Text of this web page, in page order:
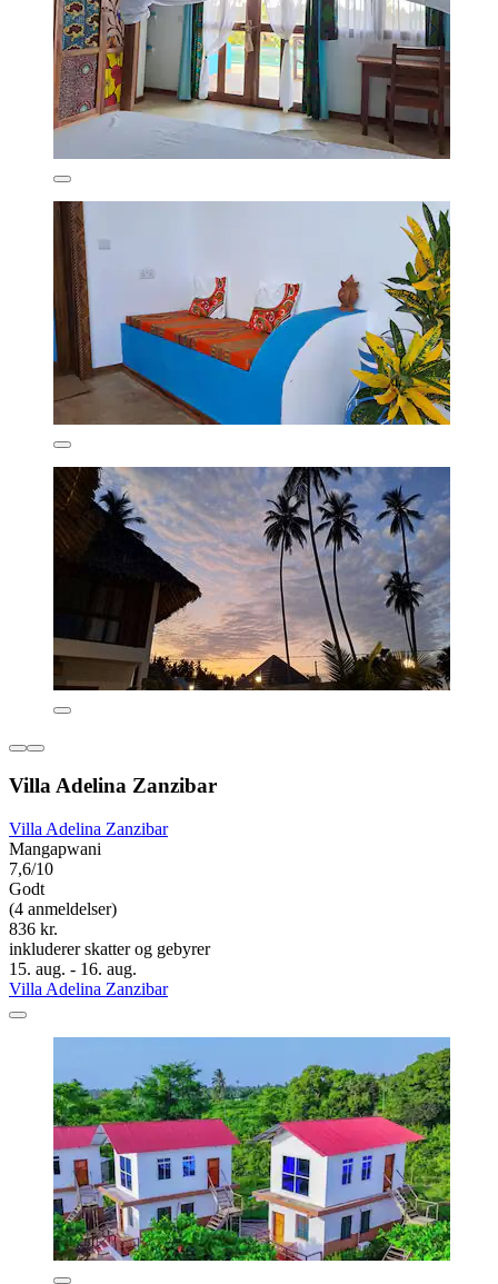
Villa Adelina Zanzibar
Villa Adelina Zanzibar
Mangapwani
7,6/10
Godt
(4 anmeldelser)
836 kr.
inkluderer skatter og gebyrer
15. aug. - 16. aug.
Villa Adelina Zanzibar